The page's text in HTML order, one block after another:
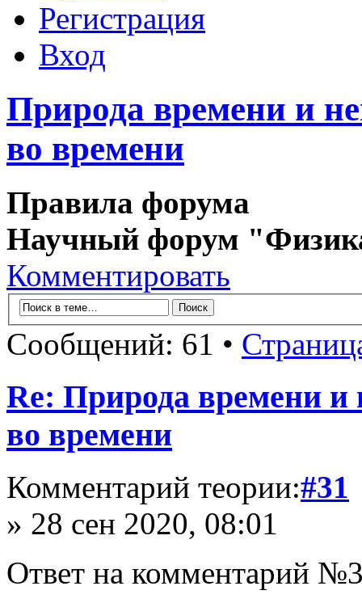
Регистрация
Вход
Природа времени и
во времени
Правила форума
Научный форум
Комментировать
Сообщений: 61 •
Re: Природа времени и
во времени
Комментарий теории:#31
» 28 сен 2020, 08:01
Ответ на комментарий